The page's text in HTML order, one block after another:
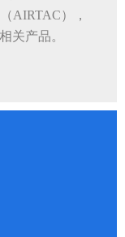
AIRTAC），
关产品。